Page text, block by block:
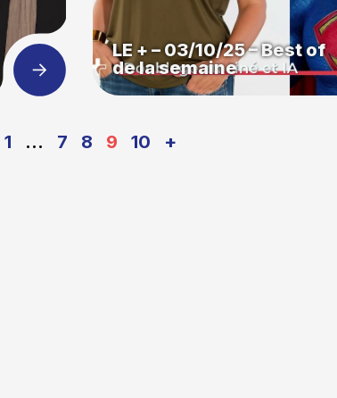
LE + – 03/10/25 – Best of
de la semaine
1 … 7 8 9 10 +